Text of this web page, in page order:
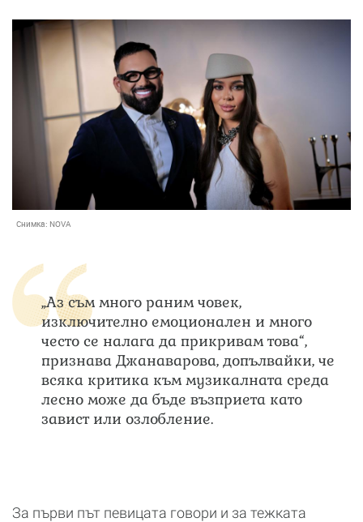
Снимка: NOVA
„Аз съм много раним човек,
изключително емоционален и много
често се налага да прикривам това“,
признава Джанаварова, допълвайки, че
всяка критика към музикалната среда
лесно може да бъде възприета като
завист или озлобление.
За първи път певицата говори и за тежката